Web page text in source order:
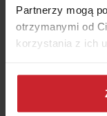
Partnerzy mogą
otrzymanymi od
korzystania z ich
Dowiedz się
można się z nami
przetwarzamy
Osoby